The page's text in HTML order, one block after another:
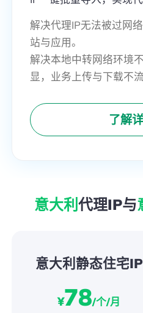
解决代理IP无法被过网
站与应用。
解决本地中转网络环境
显，业务上传与下载不
了解
意大利 代理IP与
意大利静态住宅IP
¥78/个/月